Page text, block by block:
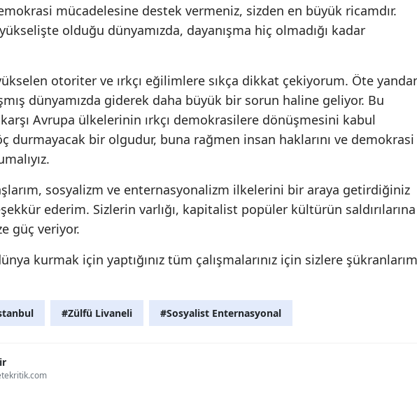
mücadelesine destek vermeniz, sizden en büyük ricamdır.
olduğu dünyamızda, dayanışma hiç olmadığı kadar
otoriter ve ırkçı eğilimlere sıkça dikkat çekiyorum. Öte
dünyamızda giderek daha büyük bir sorun haline geliyor. Bu
Avrupa ülkelerinin ırkçı demokrasilere dönüşmesini kabul
durmayacak bir olgudur, buna rağmen insan haklarını ve demokrasi
sosyalizm ve enternasyonalizm ilkelerini bir araya getirdiğiniz
ederim. Sizlerin varlığı, kapitalist popüler kültürün saldırılarına
güç veriyor.
kurmak için yaptığınız tüm çalışmalarınız için sizlere
#Zülfü Livaneli #Sosyalist Enternasyonal